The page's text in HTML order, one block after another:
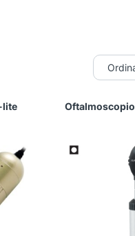
lite
Oftalmoscopio